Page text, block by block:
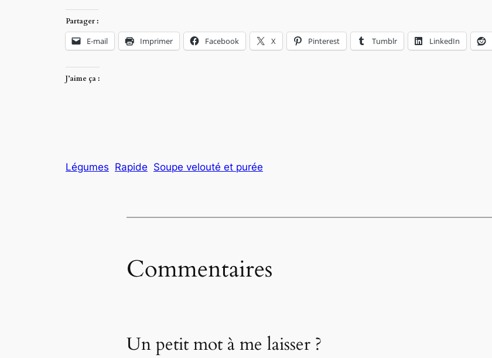
Partager :
E-mail Imprimer Facebook X Pinterest Tumblr LinkedIn
J’aime ça :
Légumes Rapide Soupe velouté et purée
Commentaires
Un petit mot à me laisser ?